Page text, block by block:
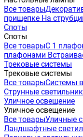
Все товары
прищепке На
Споты
Споты
Все товарыС 1
плафонами
Трековые системы
Трековые системы
Все товарыСистемы
Струнные
Уличное освещение
Уличное освещение
Все товарыУличные
Ландшафтные